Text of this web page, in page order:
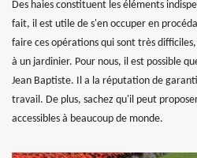
Des haies constituent les éléments
fait, il est utile de s'en occuper en
faire ces opérations qui sont très
à un jardinier. Pour nous, il est possible
Jean Baptiste. Il a la réputation de
travail. De plus, sachez qu'il peut
accessibles à beaucoup de monde.